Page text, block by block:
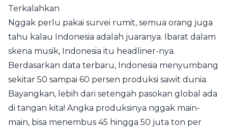
Terkalahkan
Nggak perlu pakai survei rumit, semua orang juga
tahu kalau Indonesia adalah juaranya. Ibarat dalam
skena musik, Indonesia itu headliner-nya.
Berdasarkan data terbaru, Indonesia menyumbang
sekitar 50 sampai 60 persen produksi sawit dunia.
Bayangkan, lebih dari setengah pasokan global ada
di tangan kita! Angka produksinya nggak main-
main, bisa menembus 45 hingga 50 juta ton per